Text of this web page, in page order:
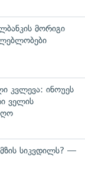
მორიგი
კვლევა: ინოუეს
ველის
სიკვდილს? —